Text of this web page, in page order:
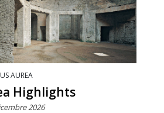
AUREA
Highlights
2026